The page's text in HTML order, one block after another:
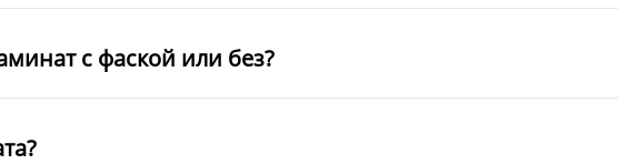
с фаской или без?